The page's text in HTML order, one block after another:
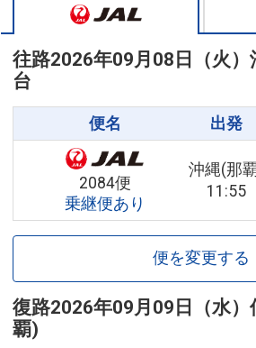
往路2026年09月08日（火）
台
便名 出発
2084便
乗継便あり
沖縄(那
11:55
便を変更する
復路2026年09月09日（水）
覇)